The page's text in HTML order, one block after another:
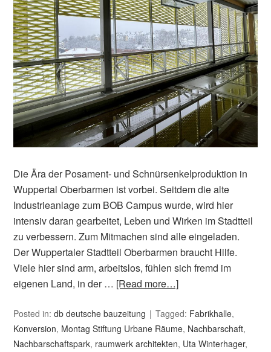
Die Ära der Posament- und Schnürsenkelproduktion in
Wuppertal Oberbarmen ist vorbei. Seitdem die alte
Industrieanlage zum BOB Campus wurde, wird hier
intensiv daran gearbeitet, Leben und Wirken im Stadtteil
zu verbessern. Zum Mitmachen sind alle eingeladen.
Der Wuppertaler Stadtteil Oberbarmen braucht Hilfe.
Viele hier sind arm, arbeitslos, fühlen sich fremd im
eigenen Land, in der … [Read more…]
Posted in:db deutsche bauzeitung Tagged: Fabrikhalle,
Konversion, Montag Stiftung Urbane Räume, Nachbarschaft,
Nachbarschaftspark, raumwerk architekten, Uta Winterhager,